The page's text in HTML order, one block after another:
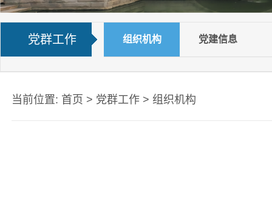
党群工作 组织机构 党建信息
当前位置: 首页 > 党群工作 > 组织机构